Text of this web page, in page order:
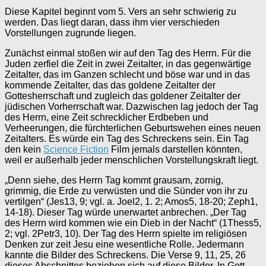
Diese Kapitel beginnt vom 5. Vers an sehr schwierig zu
werden. Das liegt daran, dass ihm vier verschieden
Vorstellungen zugrunde liegen.
Zunächst einmal stoßen wir auf den Tag des Herrn. Für die
Juden zerfiel die Zeit in zwei Zeitalter, in das gegenwärtige
Zeitalter, das im Ganzen schlecht und böse war und in das
kommende Zeitalter, das das goldene Zeitalter der
Gottesherrschaft und zugleich das goldener Zeitalter der
jüdischen Vorherrschaft war. Dazwischen lag jedoch der Tag
des Herrn, eine Zeit schrecklicher Erdbeben und
Verheerungen, die fürchterlichen Geburtswehen eines neuen
Zeitalters. Es würde ein Tag des Schreckens sein. Ein Tag
den kein Science Fiction Film jemals darstellen könnten,
weil er außerhalb jeder menschlichen Vorstellungskraft liegt.
„Denn siehe, des Herrn Tag kommt grausam, zornig,
grimmig, die Erde zu verwüsten und die Sünder von ihr zu
vertilgen“ (Jes13, 9; vgl. a. Joel2, 1. 2; Amos5, 18-20; Zeph1,
14-18). Dieser Tag würde unerwartet anbrechen. „Der Tag
des Herrn wird kommen wie ein Dieb in der Nacht“ (1Thess5,
2; vgl. 2Petr3, 10). Der Tag des Herrn spielte im religiösen
Denken zur zeit Jesu eine wesentliche Rolle. Jedermann
kannte die Bilder des Schreckens. Die Verse 9, 11, 25, 26